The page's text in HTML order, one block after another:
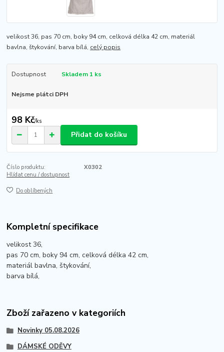
velikost 36, pas 70 cm, boky 94 cm, celková délka 42 cm, materiál
bavlna, štykování, barva bílá, celý popis
Dostupnost Skladem 1 ks
Nejsme plátci DPH
98 Kč/ks
Přidat do košíku
Číslo produktu:
X0302
Hlídat cenu / dostupnost
Do oblíbených
Kompletní specifikace
velikost 36,
pas 70 cm, boky 94 cm, celková délka 42 cm,
materiál bavlna, štykování,
barva bílá,
Zboží zařazeno v kategoriích
Novinky 05.08.2026
DÁMSKÉ ODĚVY